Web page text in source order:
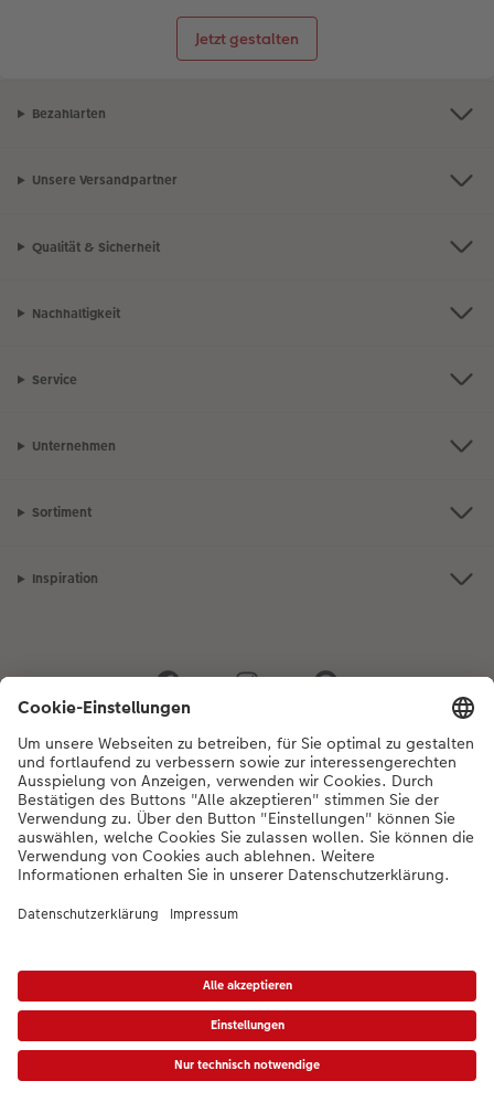
Jetzt gestalten
Bezahlarten
Unsere Versandpartner
Qualität & Sicherheit
Nachhaltigkeit
Service
Unternehmen
Sortiment
Inspiration
Bei Fragen zu Produkten oder der Bestellung können Sie uns gerne von
Montag bis Samstag von 8:00 – 20:00 Uhr und Sonntag von 10:00 –
20:00 Uhr (gesetzliche Feiertage ausgenommen) unter der
Telefonnummer044 499 01 21 kontaktieren.
DE| FR|IT
Produkt hat ggfs. einen höheren Preis.
Datenschutz|Impressum